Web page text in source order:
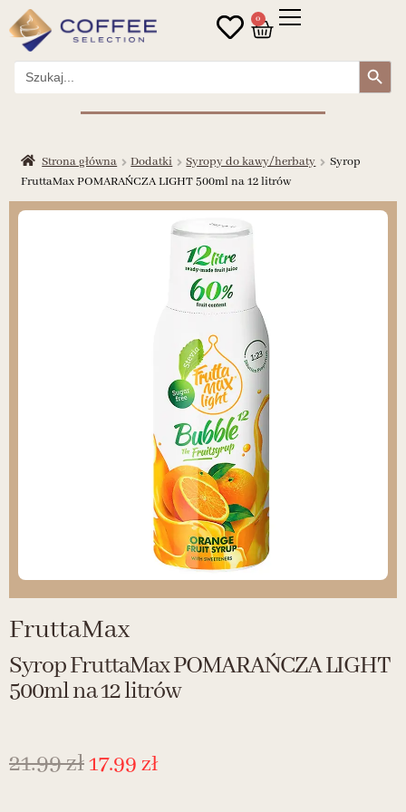
0
Search
for:
Search Button
Strona główna Dodatki Syropy do kawy/herbaty
Syrop
FruttaMax POMARAŃCZA LIGHT 500ml na 12 litrów
FruttaMax
Syrop FruttaMax POMARAŃCZA LIGHT
500ml na 12 litrów
21.99zł17.99zł